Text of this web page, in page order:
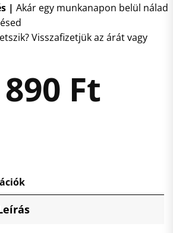
| Akár egy munkanapon belül nálad
Visszafizetjük az árát vagy
Ft